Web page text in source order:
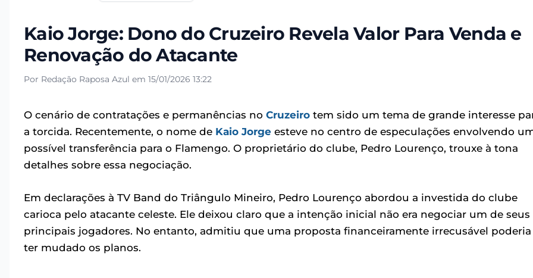
Kaio Jorge: Dono do Cruzeiro Revela Valor Para Venda e
Renovação do Atacante
Por Redação Raposa Azul em 15/01/2026 13:22
O cenário de contratações e permanências no Cruzeiro tem sido um tema de grande interesse
a torcida. Recentemente, o nome de Kaio Jorge esteve no centro de especulações envolvendo
possível transferência para o Flamengo. O proprietário do clube, Pedro Lourenço, trouxe à tona
detalhes sobre essa negociação.
Em declarações à TV Band do Triângulo Mineiro, Pedro Lourenço abordou a investida do clube
carioca pelo atacante celeste. Ele deixou claro que a intenção inicial não era negociar um de seus
principais jogadores. No entanto, admitiu que uma proposta financeiramente irrecusável poderia
ter mudado os planos.